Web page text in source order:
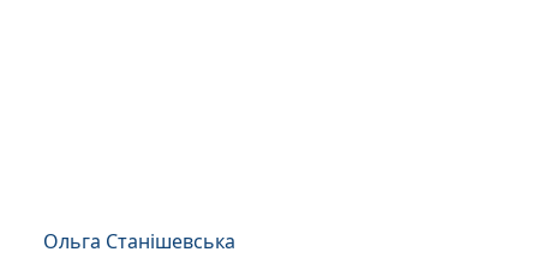
Ольга Станішевська